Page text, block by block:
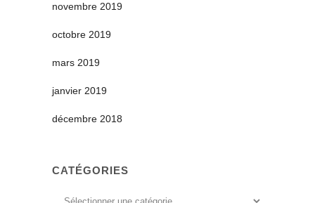
novembre 2019
octobre 2019
mars 2019
janvier 2019
décembre 2018
CATÉGORIES
Catégories